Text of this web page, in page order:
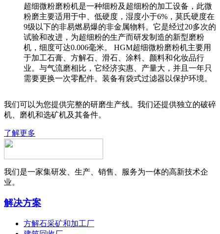
超细微粉磨粉机是一种细粉及超细粉的加工设备，此微
粉磨主要适用于中、低硬度，湿度小于6%，莫氏硬度在
9级以下的非易燃易爆的非金属物料。它是经过20多次的
试验和改进，为超细粉的生产而研发制造的新型磨粉
机，细度可达0.006毫米。 HGM超细微粉磨粉机主要用
于加工石膏、方解石、滑石、涂料、颜料和化妆品行
业。与气流磨相比，它经济实惠、产量大，并且一年只
需要更换一次零配件。装备有袋式过滤器以保护环境。
我们可以为您提供完整的研磨生产线。我们还提供独立的破碎
机、磨机和选矿机及其备件。
了解更多
我们是一家集研发、生产、销售、服务为一体的高新技术企
业。
解决方案
方解石采矿和加工厂